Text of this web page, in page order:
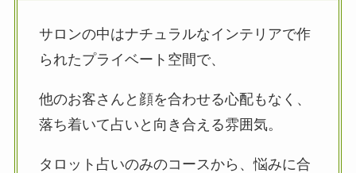
サロンの中はナチュラルなインテリアで作
られたプライベート空間で、
他のお客さんと顔を合わせる心配もなく、
落ち着いて占いと向き合える雰囲気。
タロット占いのみのコースから、悩みに合